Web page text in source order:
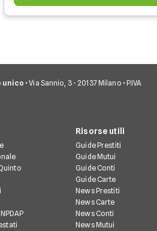
unico • Via Sannio, 3 - 20137 Milano • P.IVA
Risorse utili
Guide Prestiti
Guide Mutui
Guide Conti
Guide Carte
News Prestiti
News Carte
News Conti
News Mutui